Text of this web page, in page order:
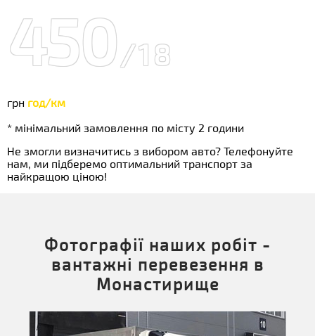
450/18
грн год/км
* мінімальний замовлення по місту 2 години
Не змогли визначитись з вибором авто? Телефонуйте
нам, ми підберемо оптимальний транспорт за
найкращою ціною!
Фотографії наших робіт -
вантажні перевезення в
Монастирище